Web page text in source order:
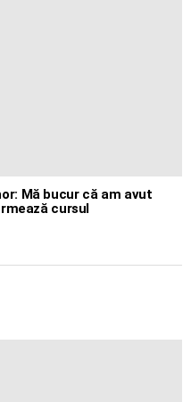
Mă bucur că am avut
cursul